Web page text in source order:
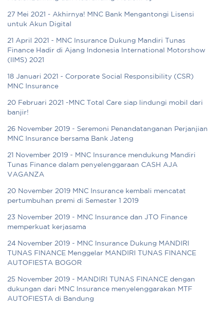
27 Mei 2021 - Akhirnya! MNC Bank Mengantongi Lisensi
untuk Akun Digital
21 April 2021 - MNC Insurance Dukung Mandiri Tunas
Finance Hadir di Ajang Indonesia International Motorshow
(IIMS) 2021
18 Januari 2021 - Corporate Social Responsibility (CSR)
MNC Insurance
20 Februari 2021 -MNC Total Care siap lindungi mobil dari
banjir!
26 November 2019 - Seremoni Penandatanganan Perjanjian
MNC Insurance bersama Bank Jateng
21 November 2019 - MNC Insurance mendukung Mandiri
Tunas Finance dalam penyelenggaraan CASH AJA
VAGANZA
20 November 2019 MNC Insurance kembali mencatat
pertumbuhan premi di Semester 1 2019
23 November 2019 - MNC Insurance dan JTO Finance
memperkuat kerjasama
24 November 2019 - MNC Insurance Dukung MANDIRI
TUNAS FINANCE Menggelar MANDIRI TUNAS FINANCE
AUTOFIESTA BOGOR
25 November 2019 - MANDIRI TUNAS FINANCE dengan
dukungan dari MNC Insurance menyelenggarakan MTF
AUTOFIESTA di Bandung